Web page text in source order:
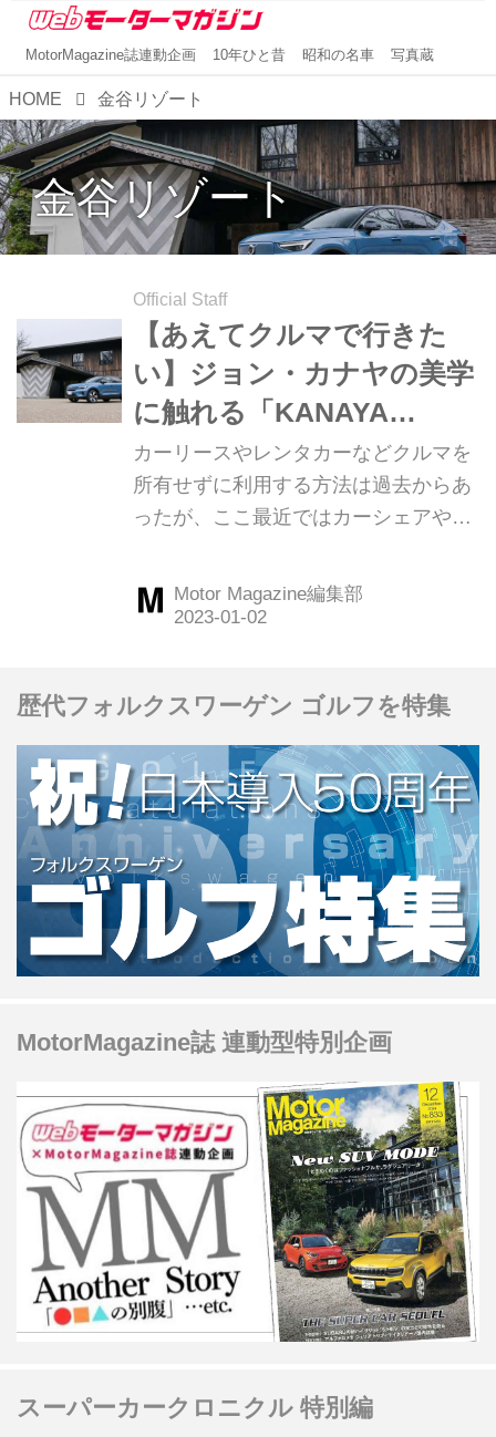
MotorMagazine誌連動企画 10年ひと昔 昭和の名車 写真蔵
HOME 金谷リゾート
金谷リゾート
Official Staff
【あえてクルマで行きた
い】ジョン・カナヤの美学
に触れる「KANAYA
RESORT HAKONE 金谷リ
ゾート箱根（神奈川県足柄
下郡箱根町）」
カーリースやレンタカーなどクルマを
所有せずに利用する方法は過去からあ
ったが、ここ最近ではカーシェアやサ
より身近になった。そんな、運転免許
さえ持っていれば誰でもドライブに行
柄下郡箱根町にある「KANAYA
RESORT HAKONE 金谷リゾート箱
根」に行ってみた。（Motor Magazine
2022年6月号より）
Motor Magazine編集部
歴代フォルクスワーゲン ゴルフを特集
MotorMagazine誌 連動型特別企画
スーパーカークロニクル 特別編